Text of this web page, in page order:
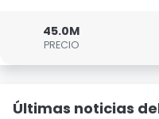
45.0M
PRECIO
Últimas noticias